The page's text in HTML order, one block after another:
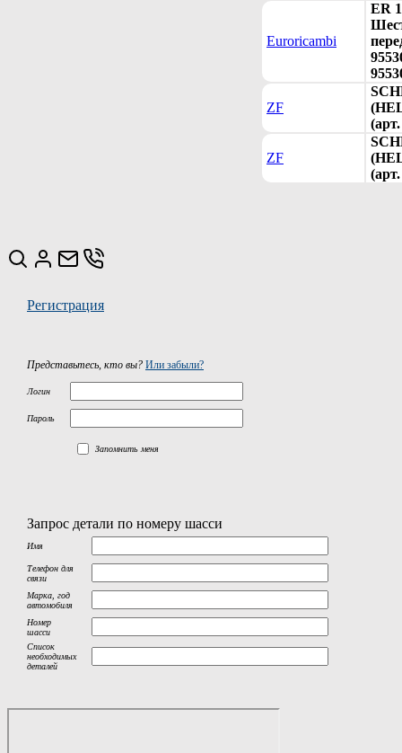
Euroricambi
ER
ZF
ZF
Регистрация
Представьтесь, кто вы? Или забыли?
Логин
Пароль
Запомнить меня
Запрос детали по номеру шасси
Имя
Телефон для
связи
Марка, год
автомобиля
Номер
шасси
Список
необходимых
деталей